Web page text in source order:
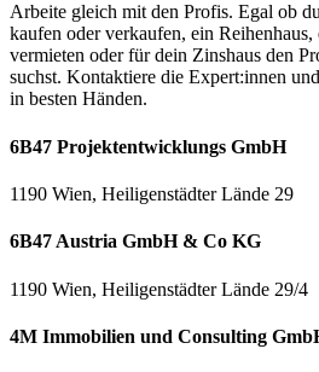
Arbeite gleich mit den Profis. Egal ob
kaufen oder verkaufen, ein
vermieten oder für dein Zinshaus den
suchst. Kontaktiere die Expert:innen
in besten Händen.
6B47 Projektentwicklungs GmbH
1190 Wien, Heiligenstädter Lände 29
6B47 Austria GmbH & Co KG
1190 Wien, Heiligenstädter Lände 29/4
4M Immobilien und Consulting